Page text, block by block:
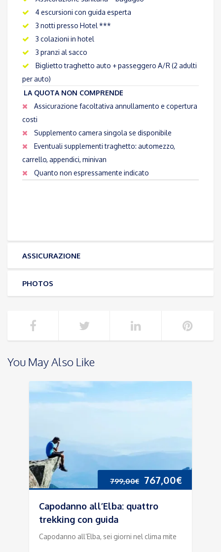
4 escursioni con guida esperta
3 notti presso Hotel ***
3 colazioni in hotel
3 pranzi al sacco
Biglietto traghetto auto + passeggero A/R (2 adulti
per auto)
LA QUOTA NON COMPRENDE
Assicurazione facoltativa annullamento e copertura
costi
Supplemento camera singola se disponibile
Eventuali supplementi traghetto: automezzo,
carrello, appendici, minivan
Quanto non espressamente indicato
ASSICURAZIONE
PHOTOS
You May Also Like
799,00€ Il
era:
767,00€
Capodanno all’Elba: quattro
trekking con guida
Capodanno all’Elba, sei giorni nel clima mite